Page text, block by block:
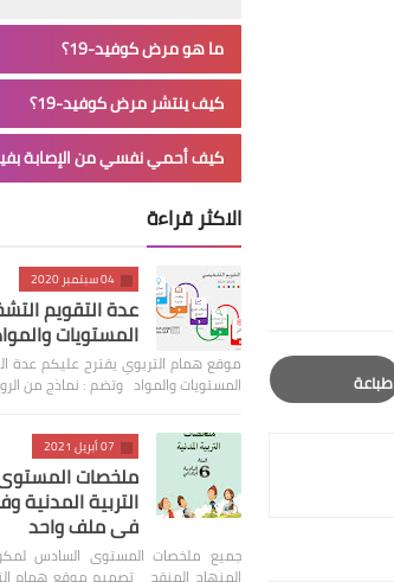
طباعة
ما هو مرض كوفيد-19؟
كيف ينتشر مرض كوفيد-19؟
كيف أحمي نفسي من الإصابة
الاكثر قراءة
04 سبتمبر 2020
عدة التقويم
المستويات
موقع همام التربوي يقترح عليكم عدة
المستويات والمواد وتضم : نماذج من
07 أبريل 2021
ملخصات
التربية المدنية
في ملف واحد
جميع ملخصات المستوى السادس